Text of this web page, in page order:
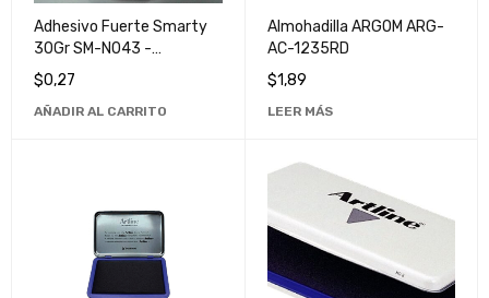
Adhesivo Fuerte Smarty
30Gr SM-N043 -
Pegamento Multiusos de
Secado Rápido
$0,27
AÑADIR AL CARRITO
Almohadilla ARGOM ARG-
AC-1235RD
$1,89
LEER MÁS